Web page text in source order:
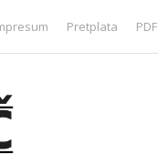
Pretplata PDF